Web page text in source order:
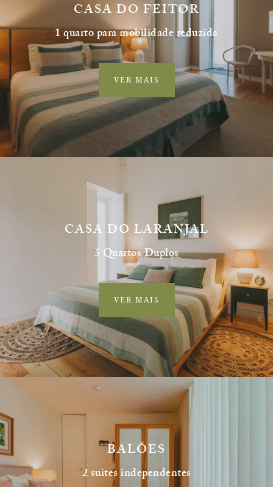
CASA DO FEITOR
1 quarto para mobilidade reduzida
VER MAIS
CASA DO LARANJAL
5 Quartos Duplos
VER MAIS
BALÕES
2 suites independentes